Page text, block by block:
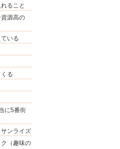
ること
源高の
いる
る
に5番街
ンライズ
（趣味の